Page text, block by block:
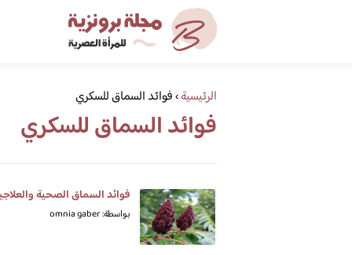
الرئيسية›فوائد السماق للسكري
فوائد السماق للسكري
فوائد السماق الصحية
بواسطة: omnia gaber